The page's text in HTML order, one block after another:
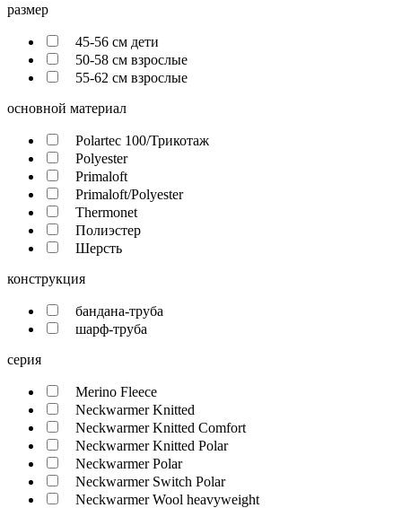
размер
45-56 см дети
50-58 см взрослые
55-62 см взрослые
основной материал
Polartec 100/Трикотаж
Polyester
Primaloft
Primaloft/Polyester
Thermonet
Полиэстер
Шерсть
конструкция
бандана-труба
шарф-труба
серия
Merino Fleece
Neckwarmer Knitted
Neckwarmer Knitted Comfort
Neckwarmer Knitted Polar
Neckwarmer Polar
Neckwarmer Switch Polar
Neckwarmer Wool heavyweight